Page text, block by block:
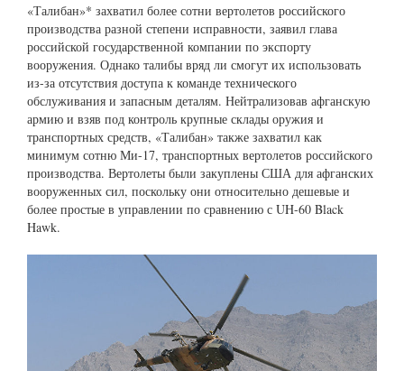
«Талибан»* захватил более сотни вертолетов российского
производства разной степени исправности, заявил глава
российской государственной компании по экспорту
вооружения. Однако талибы вряд ли смогут их использовать
из-за отсутствия доступа к команде технического
обслуживания и запасным деталям. Нейтрализовав афганскую
армию и взяв под контроль крупные склады оружия и
транспортных средств, «Талибан» также захватил как
минимум сотню Ми-17, транспортных вертолетов российского
производства. Вертолеты были закуплены США для афганских
вооруженных сил, поскольку они относительно дешевые и
более простые в управлении по сравнению с UH-60 Black
Hawk.